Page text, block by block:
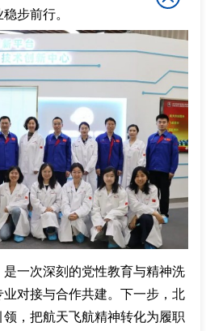
步前行。
一次深刻的党性教育与精神洗
对接与合作共建。下一步，北
，把航天飞航精神转化为履职